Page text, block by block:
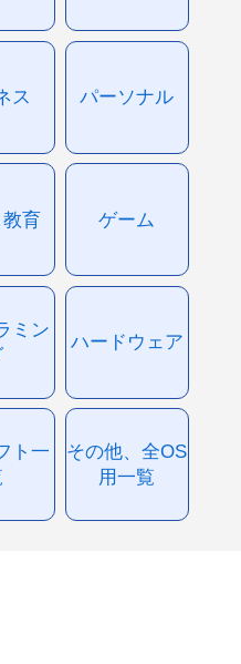
ス パーソナル
育 ゲーム
ミン
ハードウェア
ト一
その他、全OS
用一覧